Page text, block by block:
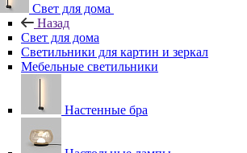
Свет для дома
Назад
Свет для дома
Светильники для картин и зеркал
Мебельные светильники
Настенные бра